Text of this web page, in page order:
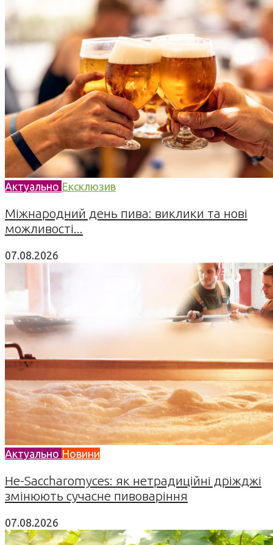
Актуально Ексклюзив
Міжнародний день пива: виклики та нові
можливості...
07.08.2026
Актуально Новини
Не-Saccharomyces: як нетрадиційні дріжджі
змінюють сучасне пивоваріння
07.08.2026